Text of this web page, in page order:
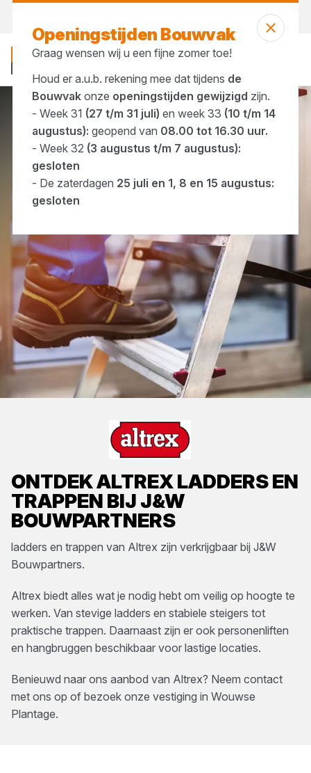
ONTDEKALTREXLADDERS EN
TRAPPEN BIJ J&W
BOUWPARTNERS
ladders en trappen van Altrex zijn verkrijgbaar bij J&W
Bouwpartners.
Altrex biedt alles wat je nodig hebt om veilig op hoogte te
werken. Van stevige ladders en stabiele steigers tot
praktische trappen. Daarnaast zijn er ook personenliften
en hangbruggen beschikbaar voor lastige locaties.
Benieuwd naar ons aanbod van Altrex? Neem contact
met ons op of bezoek onze vestiging in Wouwse
Plantage.
Merken Altrex
Openingstijden Bouwvak
Graag wensen wij u een fijne zomer toe!
Houd er a.u.b. rekening mee dat tijdens de
Bouwvakonze openingstijden gewijzigd zijn.
- Week 31 (27 t/m 31 juli) en week 33 (10 t/m 14
augustus): geopend van 08.00 tot 16.30 uur.
- Week 32 (3 augustus t/m 7 augustus):
gesloten
- De zaterdagen 25 juli en 1, 8 en 15 augustus:
gesloten